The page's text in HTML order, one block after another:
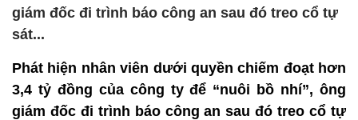
giám đốc đi trình báo công an sau đó treo cổ tự
sát...
Phát hiện nhân viên dưới quyền chiếm đoạt hơn
3,4 tỷ đồng của công ty để “nuôi bồ nhí”, ông
giám đốc đi trình báo công an sau đó treo cổ tự